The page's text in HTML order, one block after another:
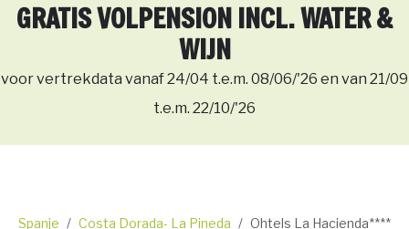
GRATIS VOLPENSION INCL. WATER &
WIJN
voor vertrekdata vanaf 24/04 t.e.m. 08/06/'26 en van 21/09
t.e.m. 22/10/'26
Spanje Costa Dorada- La Pineda Ohtels La Hacienda****